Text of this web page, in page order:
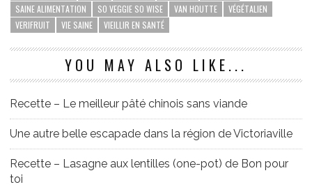
SAINE ALIMENTATION
SO VEGGIE SO WISE VAN HOUTTE
VÉGÉTALIEN
VERIFRUIT
VIE SAINE VIEILLIR EN SANTÉ
YOU MAY ALSO LIKE...
Recette – Le meilleur pâté chinois sans viande
Une autre belle escapade dans la région de Victoriaville
Recette – Lasagne aux lentilles (one-pot) de Bon pour
toi